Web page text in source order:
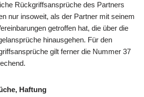
Rückgriffsansprüche des Partners
nur insoweit, als der Partner mit seinem
getroffen hat, die über die
hinausgehen. Für den
gilt ferner die Nummer 37
Haftung